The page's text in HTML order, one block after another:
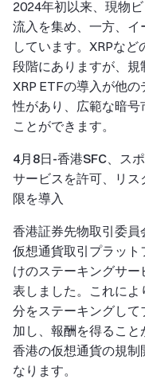
2024年初以来、現物
流入を集め、一方、
しています。XRPな
段階にありますが、規
XRP ETFの導入が他
性があり、広範な暗
ことができます。
4月8日-香港SFC、ス
サービスを許可、リ
限を導入
香港証券先物取引委員
仮想通貨取引プラッ
けのステーキングサ
表しました。これに
分をステーキングし
加し、報酬を得ること
香港の仮想通貨の規制
なります。